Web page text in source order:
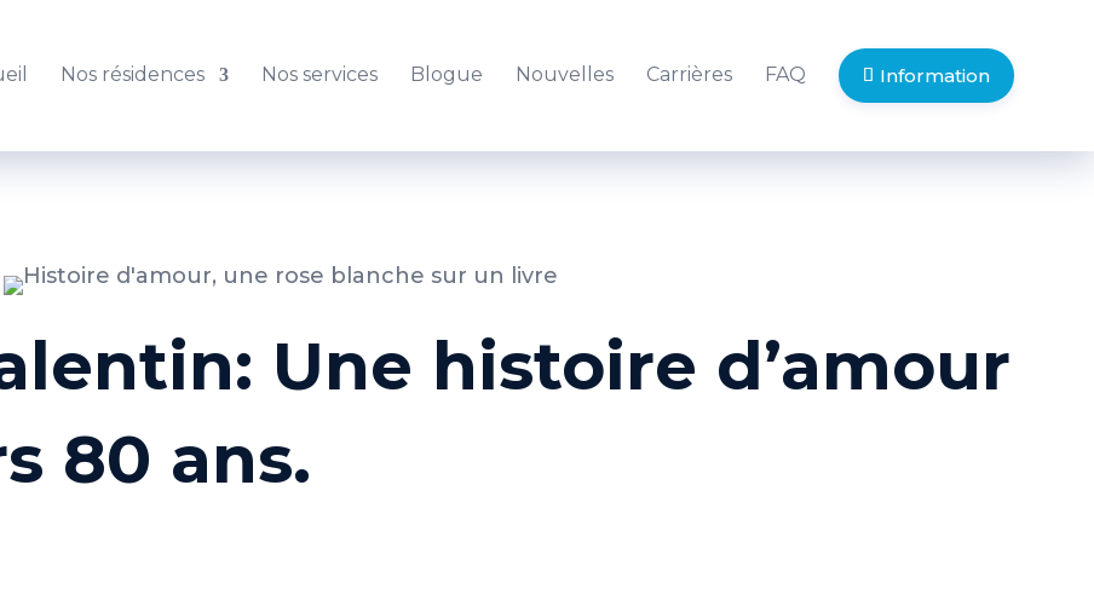
Nos résidences Nos services Blogue Nouvelles Carrières FAQ Information
Une histoire d’amour
80 ans.